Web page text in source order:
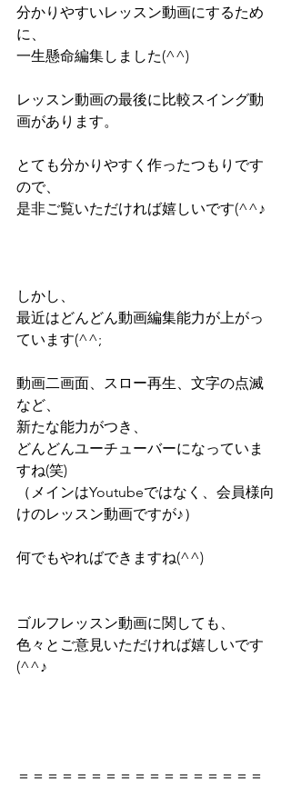
分かりやすいレッスン動画にするため
に、
一生懸命編集しました(^^)
レッスン動画の最後に比較スイング動
画があります。
とても分かりやすく作ったつもりです
ので、
是非ご覧いただければ嬉しいです(^^♪
しかし、
最近はどんどん動画編集能力が上がっ
ています(^^;
動画二画面、スロー再生、文字の点滅
など、
新たな能力がつき、
どんどんユーチューバーになっていま
すね(笑)
（メインはYoutubeではなく、会員様向
けのレッスン動画ですが♪）
何でもやればできますね(^^)
ゴルフレッスン動画に関しても、
色々とご意見いただければ嬉しいです
(^^♪
＝＝＝＝＝＝＝＝＝＝＝＝＝＝＝＝＝